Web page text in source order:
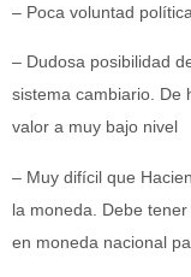
– Poca voluntad
– Dudosa posibilidad
sistema cambiario. De
valor a muy bajo nivel
– Muy difícil que
la moneda. Debe
en moneda nacional